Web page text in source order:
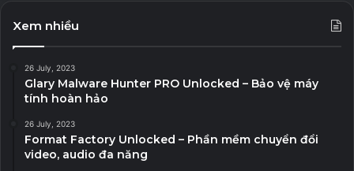
Xem nhiều
26 July, 2023
Glary Malware Hunter PRO Unlocked – Bảo vệ máy
tính hoàn hảo
26 July, 2023
Format Factory Unlocked – Phần mềm chuyển đổi
video, audio đa năng